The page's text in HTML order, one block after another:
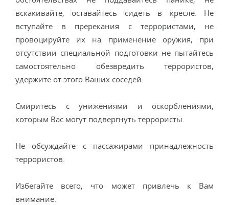
вскакивайте, оставайтесь сидеть в кресле. Не
вступайте в пререкания с террористами, не
провоцируйте их на применение оружия, при
отсутствии специальной подготовки не пытайтесь
самостоятельно обезвредить террористов,
удержите от этого Ваших соседей.
Смиритесь с унижениями и оскорблениями,
которым Вас могут подвергнуть террористы.
Не обсуждайте с пассажирами принадлежность
террористов.
Избегайте всего, что может привлечь к Вам
внимание.